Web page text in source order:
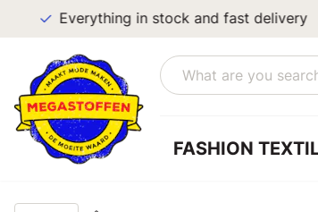
Everything in stock and fast delivery
FASHION